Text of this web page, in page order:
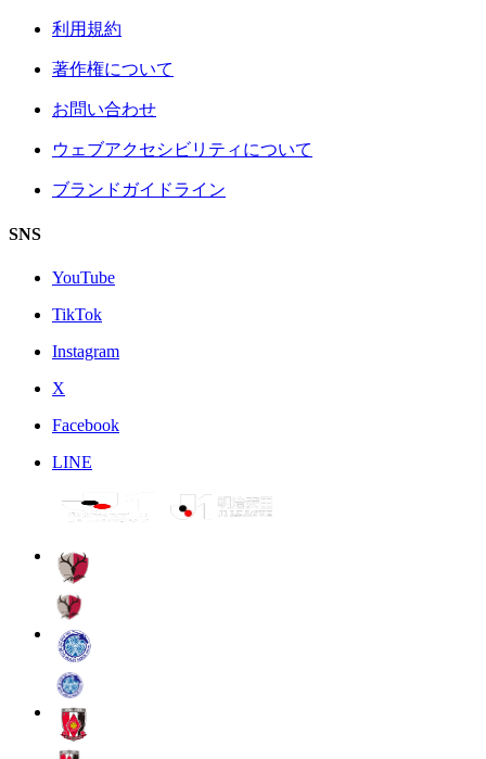
利用規約
著作権について
お問い合わせ
ウェブアクセシビリティについて
ブランドガイドライン
SNS
YouTube
TikTok
Instagram
X
Facebook
LINE